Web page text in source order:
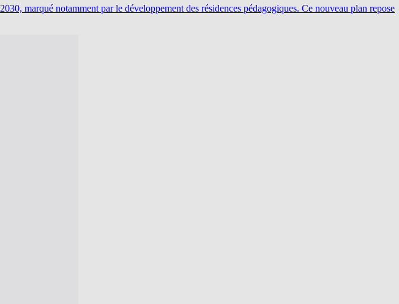
marqué notamment par le développement des résidences pédagogiques. Ce nouveau plan repose